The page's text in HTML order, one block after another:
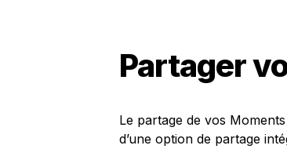
Partager
Le partage de vos
d’une option de partage